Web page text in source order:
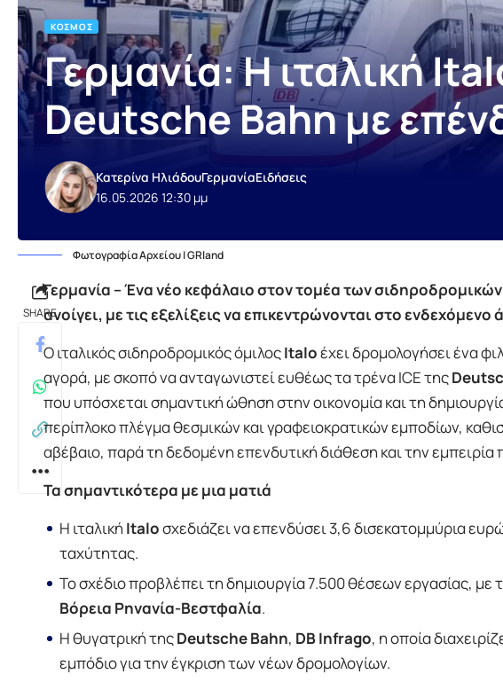
ΚΌΣΜΟΣ
Γερμανία: Η ιταλική
Deutsche Bahn με
16.05.2026 12:30 μμ
Κατερίνα ΗλιάδουΓερμανίαΕιδήσεις
Φωτογραφία Αρχείου | GRland
SHARE
Γερμανία – Ένα νέο κεφάλαιο στον τομέα των
ανοίγει, με τις εξελίξεις να επικεντρώνονται στο
Ο ιταλικός σιδηροδρομικός όμιλοςItaloέχει δρομολογήσει ένα
αγορά, με σκοπό να ανταγωνιστεί ευθέως τα τρένα ICE της
που υπόσχεται σημαντική ώθηση στην οικονομία και τη
περίπλοκο πλέγμα θεσμικών και γραφειοκρατικών εμποδίων,
αβέβαιο, παρά τη δεδομένη επενδυτική διάθεση και την εμπειρία
Τα σημαντικότερα με μια ματιά
Η ιταλική Italoσχεδιάζει να επενδύσει 3,6 δισεκατομμύρια
ταχύτητας.
Το σχέδιο προβλέπει τη δημιουργία 7.500 θέσεων εργασίας,
Βόρεια Ρηνανία-Βεστφαλία.
Η θυγατρική τηςDeutsche Bahn, DB Infrago, η οποία
εμπόδιο για την έγκριση των νέων δρομολογίων.